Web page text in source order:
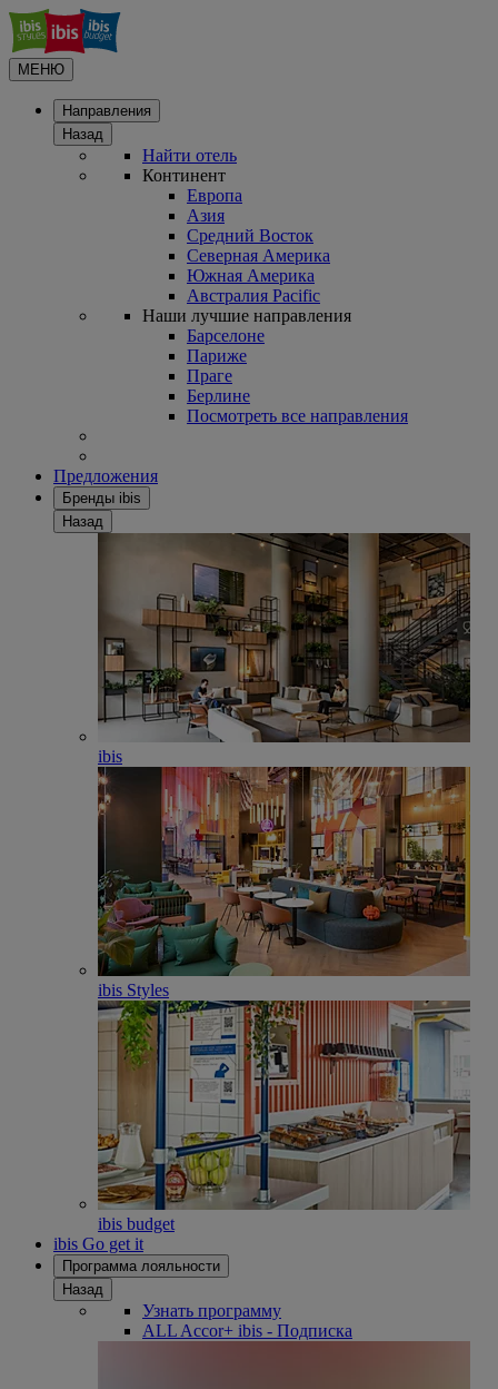
МЕНЮ
Направления
Назад
Найти отель
Континент
Европа
Азия
Средний Восток
Северная Америка
Южная Америка
Австралия Pacific
Наши лучшие направления
Барселоне
Париже
Праге
Берлине
Посмотреть все направления
Предложения
Бренды ibis
Назад
ibis
ibis Styles
ibis budget
ibis Go get it
Программа лояльности
Назад
Узнать программу
ALL Accor+ ibis - Подписка